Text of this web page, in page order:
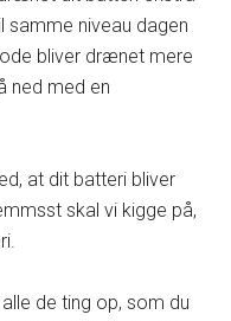
samme niveau dagen
bliver drænet mere
ned med en
at dit batteri bliver
skal vi kigge på,
de ting op, som du